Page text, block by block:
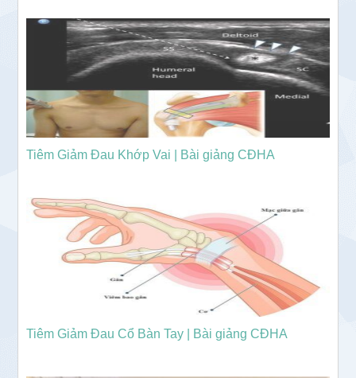
Tiêm Giảm Đau Khớp Vai | Bài giảng CĐHA
Tiêm Giảm Đau Cổ Bàn Tay | Bài giảng CĐHA